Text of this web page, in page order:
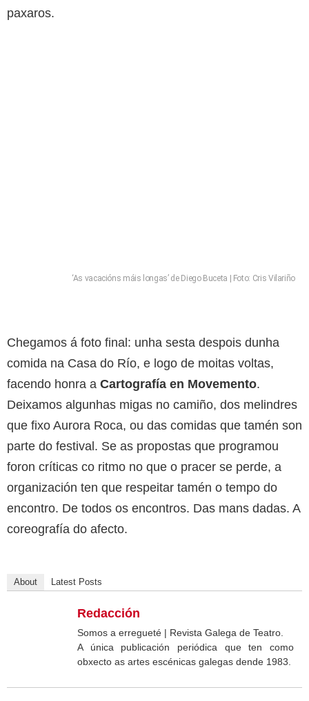
paxaros.
‘As vacacións máis longas’ de Diego Buceta | Foto: Cris Vilariño
Chegamos á foto final: unha sesta despois dunha
comida na Casa do Río, e logo de moitas voltas,
facendo honra a Cartografía en Movemento.
Deixamos algunhas migas no camiño, dos melindres
que fixo Aurora Roca, ou das comidas que tamén son
parte do festival. Se as propostas que programou
foron críticas co ritmo no que o pracer se perde, a
organización ten que respeitar tamén o tempo do
encontro. De todos os encontros. Das mans dadas. A
coreografía do afecto.
About Latest Posts
Redacción
Somos a erregueté | Revista Galega de Teatro.
A única publicación periódica que ten como
obxecto as artes escénicas galegas dende 1983.